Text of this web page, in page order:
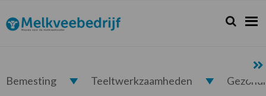
de
hoofdnavigatie
de
hoofd
de
eerste
de
voettekst
Melkveebedrijf.nl Zoeken...
Zoek
Bemesting Teeltwerkzaamheden